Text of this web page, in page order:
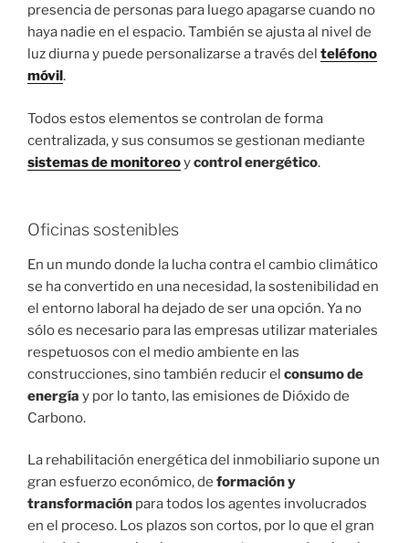
presencia de personas para luego apagarse cuando no
haya nadie en el espacio. También se ajusta al nivel de
luz diurna y puede personalizarse a través del teléfono
móvil .
Todos estos elementos se controlan de forma
centralizada, y sus consumos se gestionan mediante
sistemas de monitoreoycontrol energético.
Oficinas sostenibles
En un mundo donde la lucha contra el cambio climático
se ha convertido en una necesidad, la sostenibilidad en
el entorno laboral ha dejado de ser una opción. Ya no
sólo es necesario para las empresas utilizar materiales
respetuosos con el medio ambiente en las
construcciones, sino también reducir el consumo de
energía y por lo tanto, las emisiones de Dióxido de
Carbono.
La rehabilitación energética del inmobiliario supone un
gran esfuerzo económico, de formación y
transformación para todos los agentes involucrados
en el proceso. Los plazos son cortos, por lo que el gran